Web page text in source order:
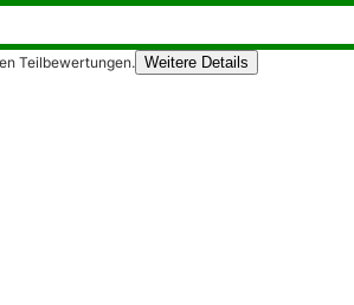
Teilbewertungen. Weitere Details